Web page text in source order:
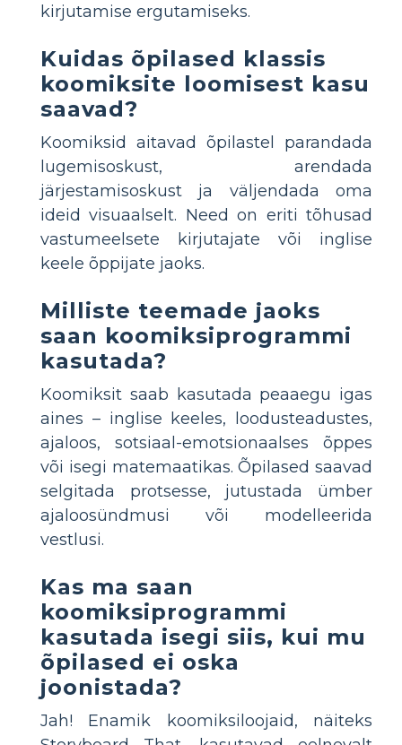
kirjutamise ergutamiseks.
Kuidas õpilased klassis
koomiksite loomisest kasu
saavad?
Koomiksid aitavad õpilastel parandada
lugemisoskust, arendada
järjestamisoskust ja väljendada oma
ideid visuaalselt. Need on eriti tõhusad
vastumeelsete kirjutajate või inglise
keele õppijate jaoks.
Milliste teemade jaoks
saan koomiksiprogrammi
kasutada?
Koomiksit saab kasutada peaaegu igas
aines – inglise keeles, loodusteadustes,
ajaloos, sotsiaal-emotsionaalses õppes
või isegi matemaatikas. Õpilased saavad
selgitada protsesse, jutustada ümber
ajaloosündmusi või modelleerida
vestlusi.
Kas ma saan
koomiksiprogrammi
kasutada isegi siis, kui mu
õpilased ei oska
joonistada?
Jah! Enamik koomiksiloojaid, näiteks